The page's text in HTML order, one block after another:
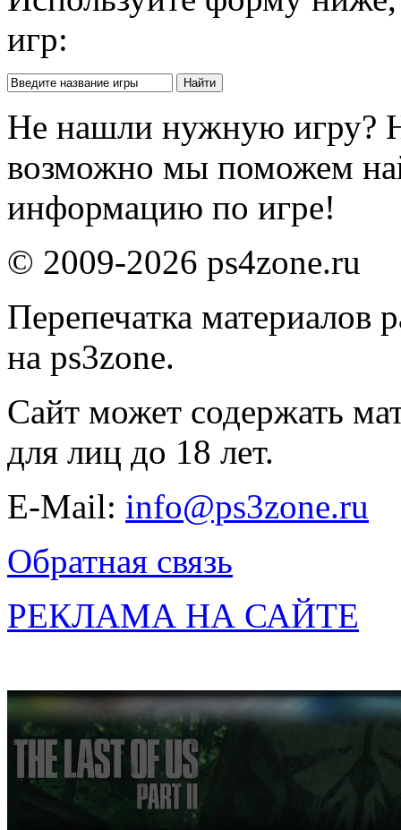
игр:
Не нашли нужную игру?
возможно мы поможем
информацию по игре!
© 2009-2026 ps4zone.ru
Перепечатка материалов
на ps3zone.
Сайт может содержать
для лиц до 18 лет.
E-Mail: info@ps3zone.ru
Обратная связь
РЕКЛАМА НА САЙТЕ